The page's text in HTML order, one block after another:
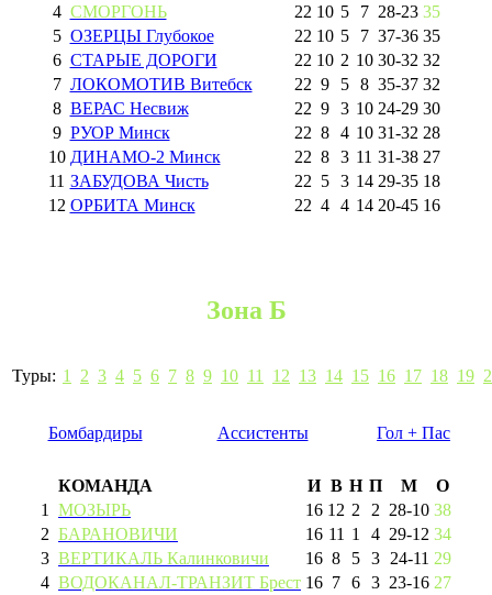
4 СМОРГОНЬ 22 10 5 7 28-23 35
5 ОЗЕРЦЫ Глубокое 22 10 5 7 37-36 35
6 СТАРЫЕ ДОРОГИ 22 10 2 10 30-32 32
7 ЛОКОМОТИВ Витебск 22 9 5 8 35-37 32
8 ВЕРАС Несвиж 22 9 3 10 24-29 30
9 РУОР Минск 22 8 4 10 31-32 28
10 ДИНАМО-2 Минск 22 8 3 11 31-38 27
11 ЗАБУДОВА Чисть 22 5 3 14 29-35 18
12 ОРБИТА Минск 22 4 4 14 20-45 16
Зона Б
Туры: 1 2 3 4 5 6 7 8 9 10 11 12 13 14 15 16 17 18 19
Бомбардиры Ассистенты Гол + Пас
КОМАНДА И В Н П М
О
1
МОЗЫРЬ 16 12 2 2 28-10 38
2 БАРАНОВИЧИ 16 11 1 4 29-12 34
3 ВЕРТИКАЛЬ Калинковичи 16 8 5 3 24-11 29
4 ВОДОКАНАЛ-ТРАНЗИТ Брест 16 7 6 3 23-16 27